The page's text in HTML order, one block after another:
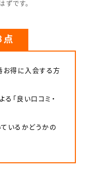
です。
点
お得に入会する方
「良い口コミ・
いるかどうかの